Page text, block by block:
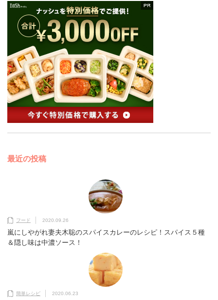
最近の投稿
フード 2020.09.26
嵐にしやがれ妻夫木聡のスパイスカレーのレシピ！スパイス５種
＆隠し味は中濃ソース！
簡単レシピ 2020.06.23